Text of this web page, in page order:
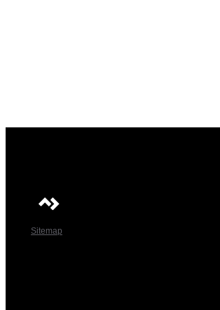
Sitemap